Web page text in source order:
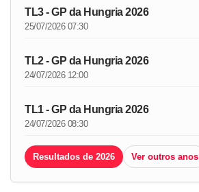
TL3 - GP da Hungria 2026
25/07/2026 07:30
TL2 - GP da Hungria 2026
24/07/2026 12:00
TL1 - GP da Hungria 2026
24/07/2026 08:30
Resultados de 2026 Ver outros anos